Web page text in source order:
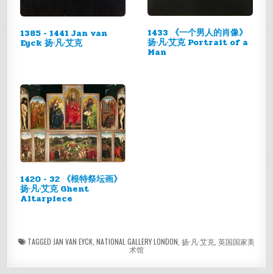
1385 - 1441 Jan van
Eyck 扬·凡·艾克
1433 《一个男人的肖像》
扬·凡·艾克 Portrait of a
Man
1420 - 32 《根特祭坛画》
扬·凡·艾克 Ghent
Altarpiece
TAGGED JAN VAN EYCK NATIONAL GALLERY LONDON 扬·凡·艾克 英国国家美
术馆